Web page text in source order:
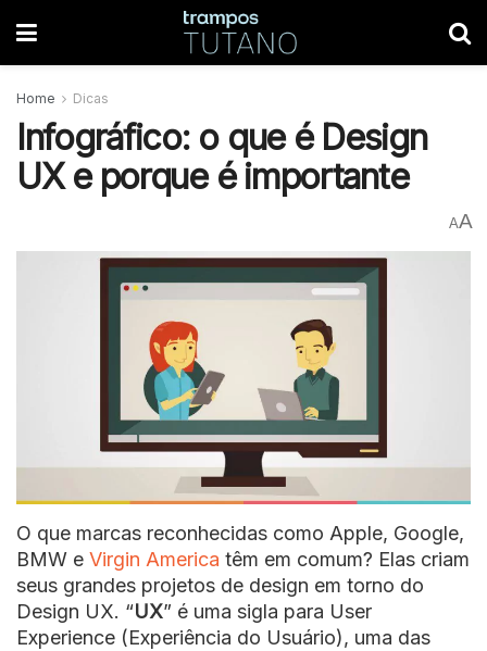
Home Dicas
Infográfico: o que é Design
UX e porque é importante
AA
O que marcas reconhecidas como Apple, Google,
BMW e Virgin America têm em comum? Elas criam
seus grandes projetos de design em torno do
Design UX. “UX” é uma sigla para User
Experience (Experiência do Usuário), uma das